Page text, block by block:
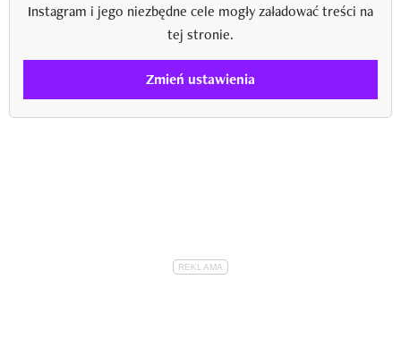
Instagram i jego niezbędne cele mogły załadować treści na
tej stronie.
Zmień ustawienia